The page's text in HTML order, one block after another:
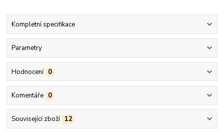
Kompletní specifikace
Parametry
Hodnocení 0
Komentáře 0
Související zboží 12